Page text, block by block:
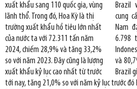
Brazil
cung
Nam
6.798
và
Brazil
xuất khẩu sang 110 quốc gia, vùng
lãnh thổ. Trong đó, Hoa Kỳ là thị
trường xuất khẩu hồ tiêu lớn nhất
của nước ta với 72.311 tấn năm
2024, chiếm 28,9% và tăng 33,2%
so với năm 2023. Đây cũng là lượng
xuất khẩu kỷ lục cao nhất từ trước
tới nay, tăng 21,0% so với năm kỷ lục trước